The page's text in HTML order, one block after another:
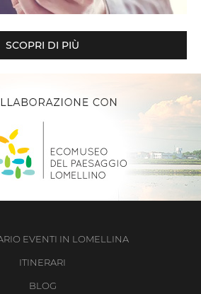
SCOPRI DI PIÙ
EVENTI IN LOMELLINA
ITINERARI
BLOG